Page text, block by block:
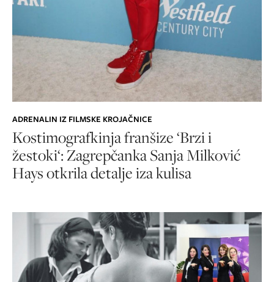
ADRENALIN IZ FILMSKE KROJAČNICE
Kostimografkinja franšize ‘Brzi i
žestoki‘: Zagrepčanka Sanja Milković
Hays otkrila detalje iza kulisa